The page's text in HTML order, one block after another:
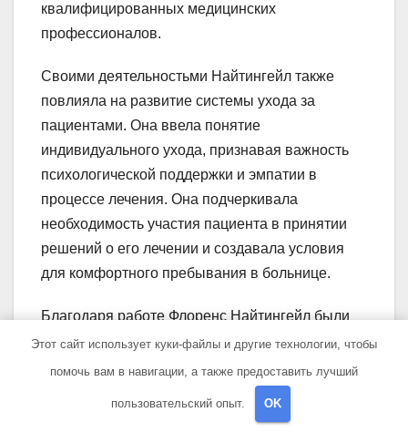
квалифицированных медицинских
профессионалов.
Своими деятельностьми Найтингейл также
повлияла на развитие системы ухода за
пациентами. Она ввела понятие
индивидуального ухода, признавая важность
психологической поддержки и эмпатии в
процессе лечения. Она подчеркивала
необходимость участия пациента в принятии
решений о его лечении и создавала условия
для комфортного пребывания в больнице.
Благодаря работе Флоренс Найтингейл были
созданы основы для современной системы
принципы и методы стали основой для
Этот сайт использует куки-файлы и другие технологии, чтобы
помочь вам в навигации, а также предоставить лучший
пользовательский опыт. OK